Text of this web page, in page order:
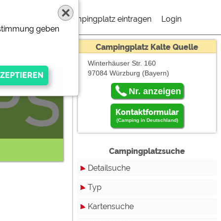
Campingplatz eintragen Login
"Externe
Campingplatz Kalte Quelle
Winterhäuser Str. 160
97084 Würzburg (Bayern)
Nr. anzeigen
Kontaktformular
(Camping in Deutschland)
Campingplatzsuche
Detailsuche
Typ
Touristikstellplätze
Kartensuche
geben